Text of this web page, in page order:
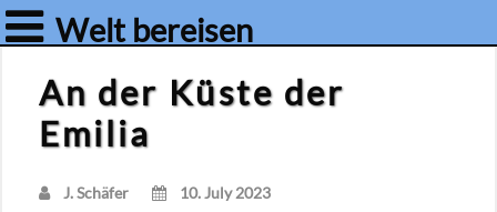
Welt bereisen
An der Küste der
Emilia
J. Schä­fer 10. July 2023